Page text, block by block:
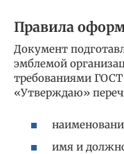
Правила
Документ
эмблемой
требованиями ГОСТ
«Утверждаю»
имя и